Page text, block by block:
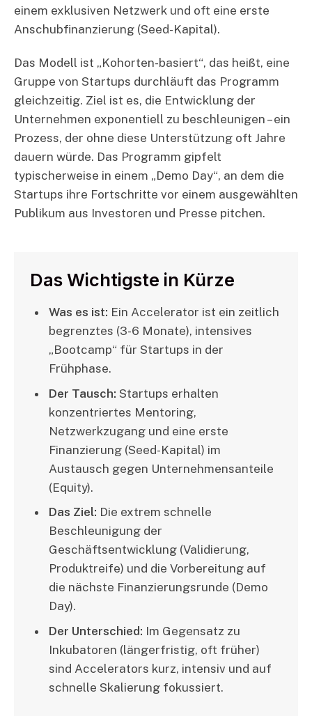
einem exklusiven Netzwerk und oft eine erste
Anschubfinanzierung (Seed-Kapital).
Das Modell ist „Kohorten-basiert“, das heißt, eine
Gruppe von Startups durchläuft das Programm
gleichzeitig. Ziel ist es, die Entwicklung der
Unternehmen exponentiell zu beschleunigen – ein
Prozess, der ohne diese Unterstützung oft Jahre
dauern würde. Das Programm gipfelt
typischerweise in einem „Demo Day“, an dem die
Startups ihre Fortschritte vor einem ausgewählten
Publikum aus Investoren und Presse pitchen.
Das Wichtigste in Kürze
Was es ist: Ein Accelerator ist ein zeitlich
begrenztes (3-6 Monate), intensives
„Bootcamp“ für Startups in der
Frühphase.
Der Tausch: Startups erhalten
konzentriertes Mentoring,
Netzwerkzugang und eine erste
Finanzierung (Seed-Kapital) im
Austausch gegen Unternehmensanteile
(Equity).
Das Ziel: Die extrem schnelle
Beschleunigung der
Geschäftsentwicklung (Validierung,
Produktreife) und die Vorbereitung auf
die nächste Finanzierungsrunde (Demo
Day).
Der Unterschied: Im Gegensatz zu
Inkubatoren (längerfristig, oft früher)
sind Accelerators kurz, intensiv und auf
schnelle Skalierung fokussiert.